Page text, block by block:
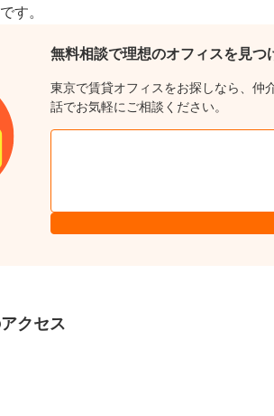
す。
無料相談で理想のオフィスを見つ
東京で賃貸オフィスをお探しなら、仲
話でお気軽にご相談ください。
クセス